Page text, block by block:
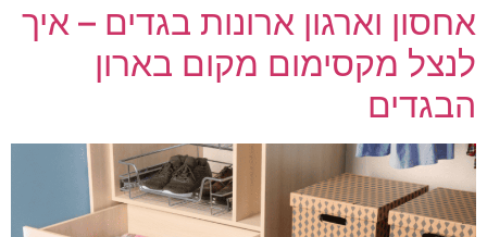
אחסון וארגון ארונות בגדים – איך
לנצל מקסימום מקום בארון
הבגדים